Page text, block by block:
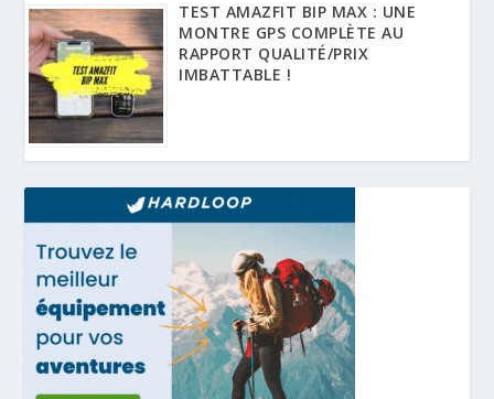
TEST AMAZFIT BIP MAX : UNE
MONTRE GPS COMPLÈTE AU
RAPPORT QUALITÉ/PRIX
IMBATTABLE !